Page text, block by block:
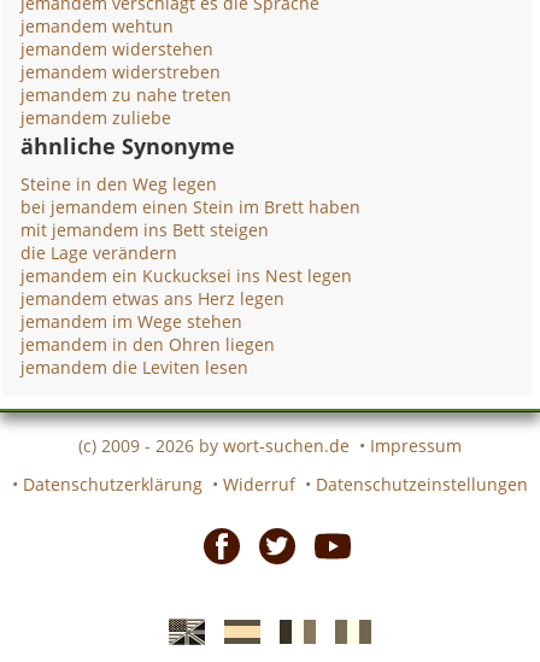
jemandem wehtun
jemandem widerstehen
jemandem widerstreben
jemandem zu nahe treten
jemandem zuliebe
ähnliche Synonyme
Steine in den Weg legen
bei jemandem einen Stein im Brett haben
mit jemandem ins Bett steigen
die Lage verändern
jemandem ein Kuckucksei ins Nest legen
jemandem etwas ans Herz legen
jemandem im Wege stehen
jemandem in den Ohren liegen
jemandem die Leviten lesen
(c) 2009 - 2026 by wort-suchen.de • Impressum
• Datenschutzerklärung • Widerruf • Datenschutzeinstellungen